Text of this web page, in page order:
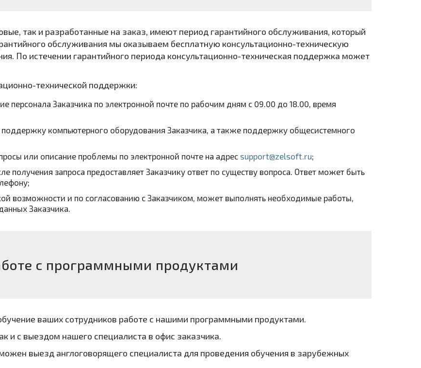
так и разработанные на заказ, имеют период гарантийного обслуживания, который
обслуживания мы оказываем бесплатную консультационно-техническую
По истечении гарантийного периода консультационно-техническая поддержка может
технической поддержки:
персонала Заказчика по электронной почте по рабочим дням с 09.00 до 18.00, время
поддержку компьютерного оборудования Заказчика, а также поддержку общесистемного
или описание проблемы по электронной почте на адрес support@zelsoft.ru;
получения запроса предоставляет Заказчику ответ по существу вопроса. Ответ может быть
возможности и по согласованию с Заказчиком, может выполнять необходимые работы,
Заказчика.
с программными продуктами
ваших сотрудников работе с нашими программными продуктами.
и с выездом нашего специалиста в офис заказчика.
выезд англоговорящего специалиста для проведения обучения в зарубежных